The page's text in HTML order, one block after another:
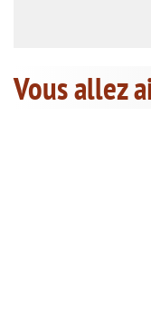
Vous allez